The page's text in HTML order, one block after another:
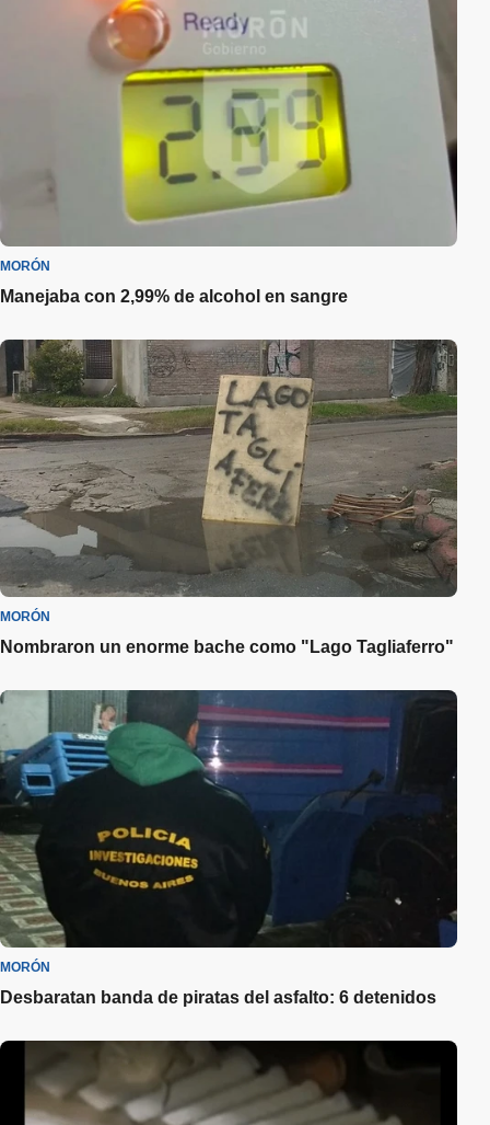
MORÓN
Manejaba con 2,99% de alcohol en sangre
MORÓN
Nombraron un enorme bache como "Lago Tagliaferro"
MORÓN
Desbaratan banda de piratas del asfalto: 6 detenidos